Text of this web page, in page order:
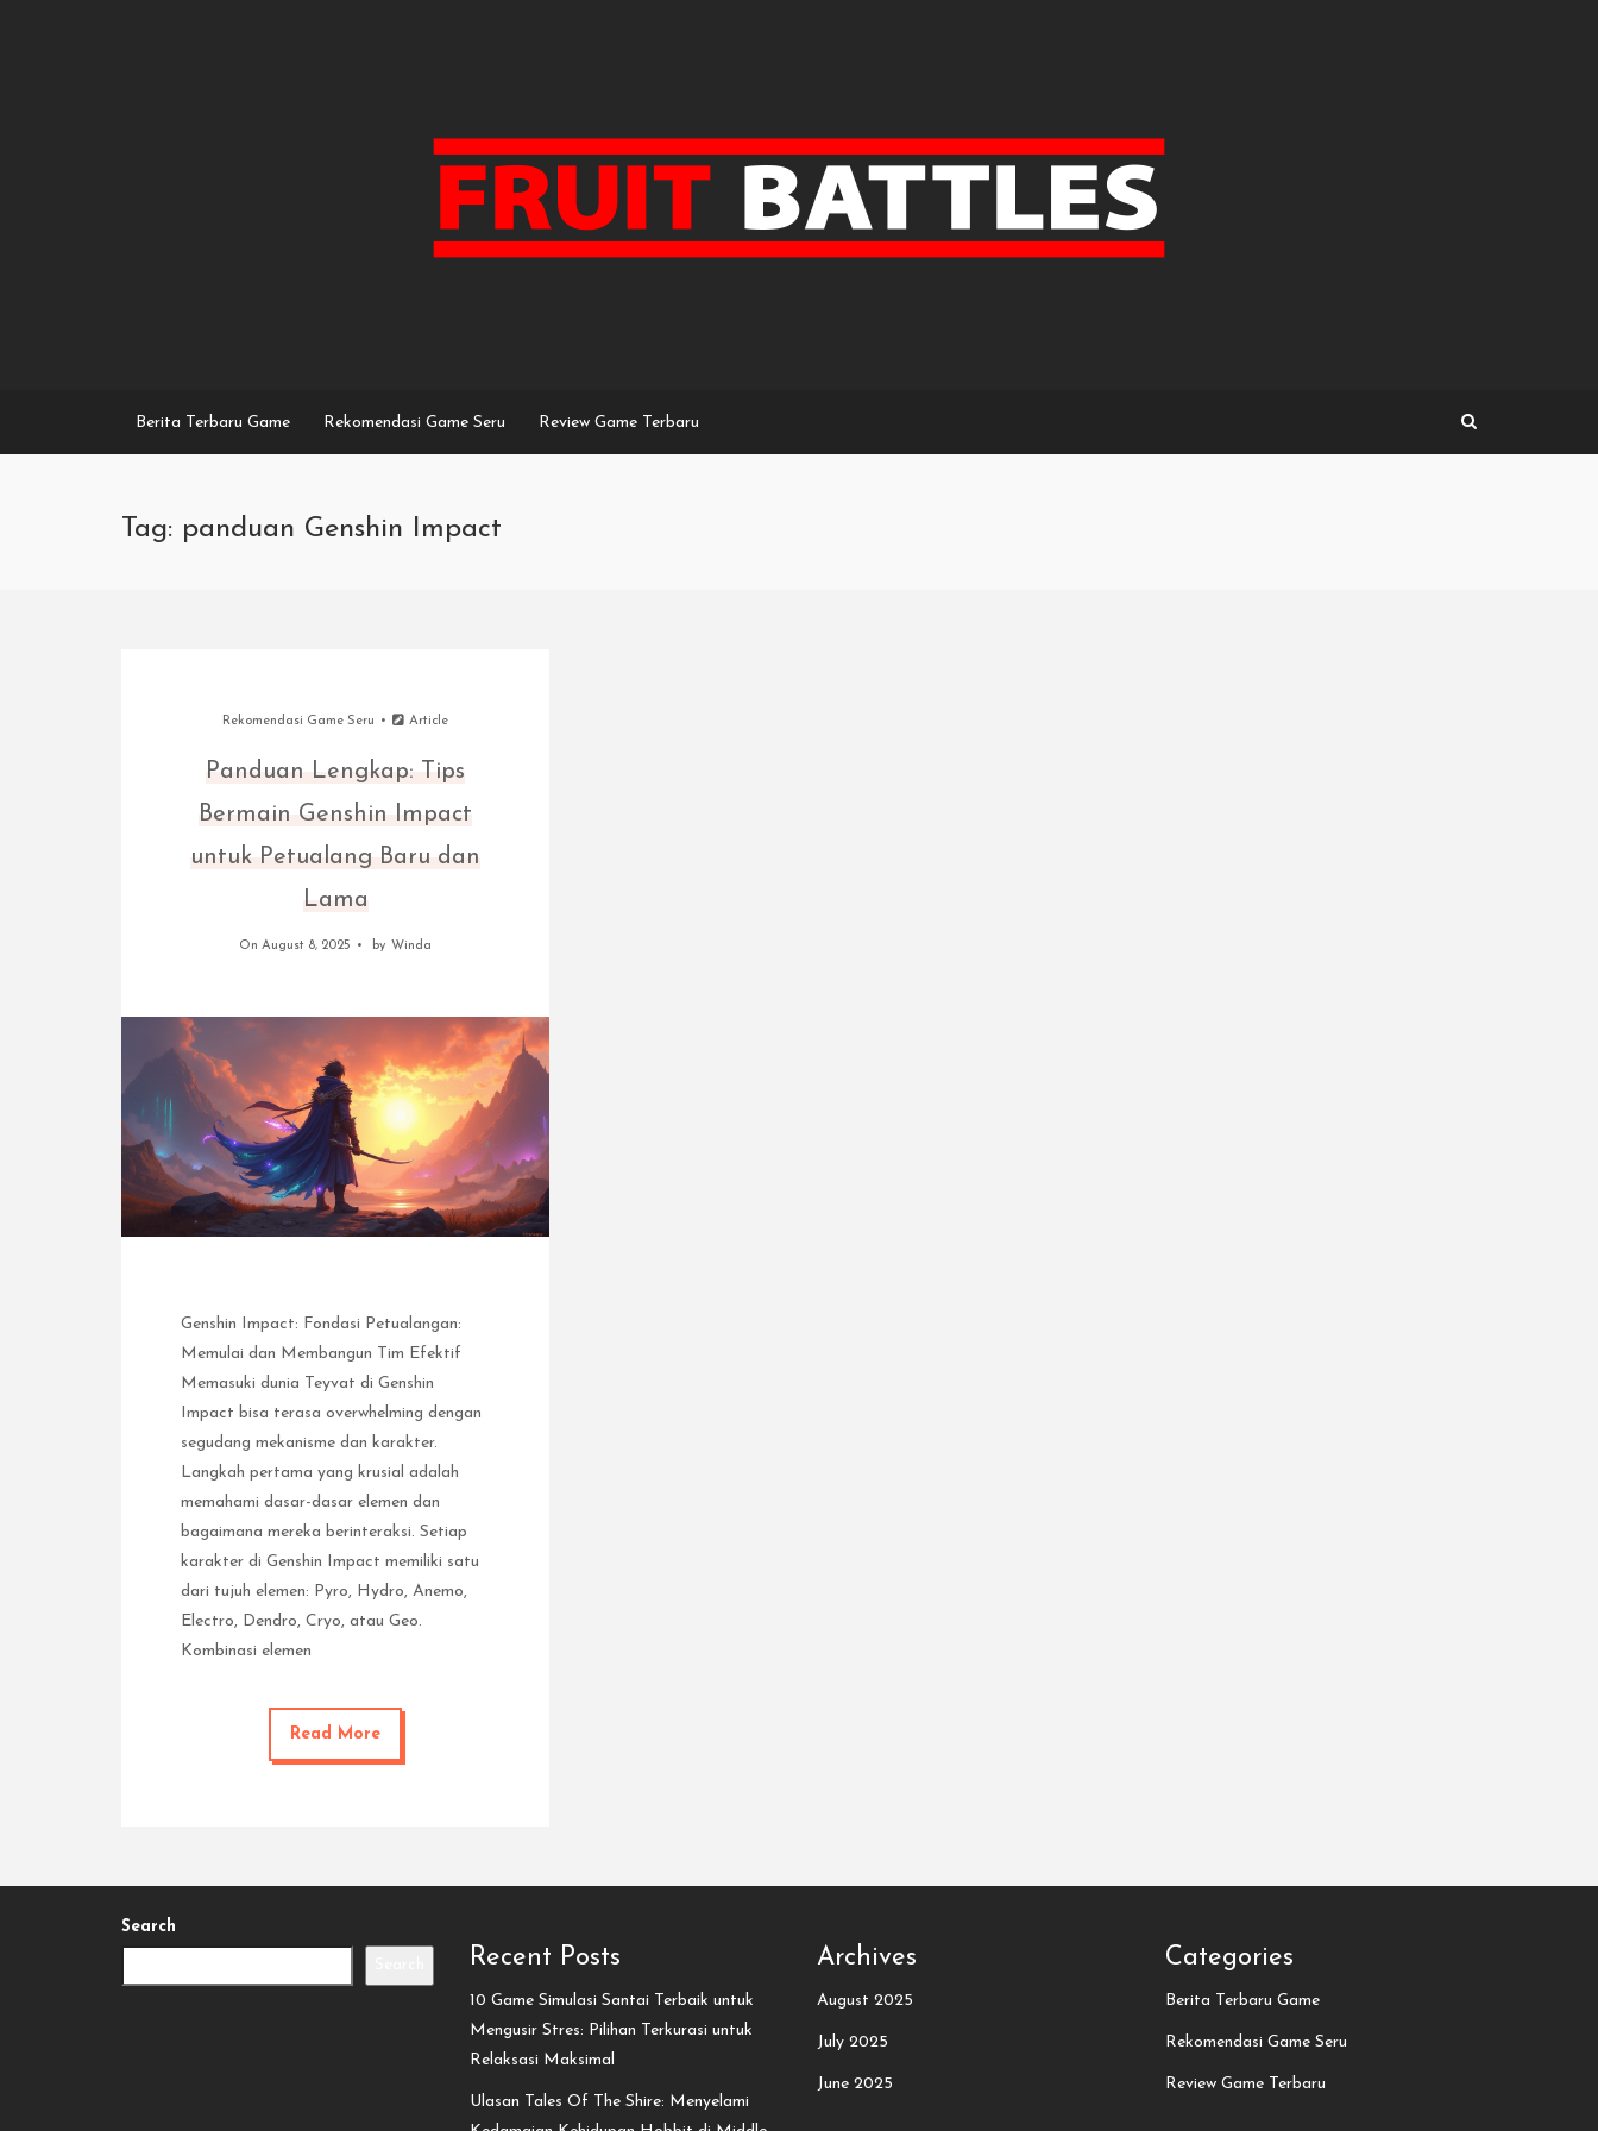
Berita Terbaru Game Rekomendasi Game Seru Review Game Terbaru
Tag: panduan Genshin Impact
Rekomendasi Game Seru Article
Panduan Lengkap: Tips
Bermain Genshin Impact
untuk Petualang Baru dan
Lama
On August 8, 2025 by Winda
Genshin Impact: Fondasi Petualangan:
Memulai dan Membangun Tim Efektif
Memasuki dunia Teyvat di Genshin
Impact bisa terasa overwhelming dengan
segudang mekanisme dan karakter.
Langkah pertama yang krusial adalah
memahami dasar-dasar elemen dan
bagaimana mereka berinteraksi. Setiap
karakter di Genshin Impact memiliki satu
dari tujuh elemen: Pyro, Hydro, Anemo,
Electro, Dendro, Cryo, atau Geo.
Kombinasi elemen
Read More
Search
Recent Posts
10 Game Simulasi Santai Terbaik untuk
Mengusir Stres: Pilihan Terkurasi untuk
Relaksasi Maksimal
Ulasan Tales Of The Shire: Menyelami
Archives
August 2025
July 2025
June 2025
Categories
Berita Terbaru Game
Rekomendasi Game Seru
Review Game Terbaru